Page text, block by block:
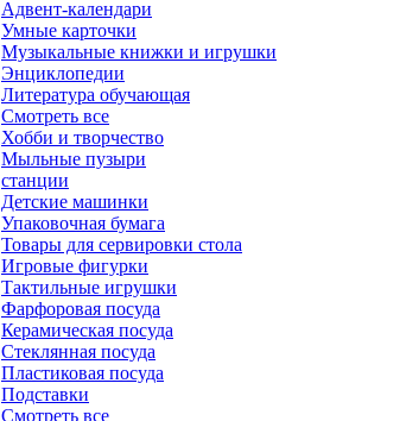
Адвент-календари
Умные карточки
Музыкальные книжки и игрушки
Энциклопедии
Литература обучающая
Смотреть все
Хобби и творчество
Мыльные пузыри
станции
Детские машинки
Упаковочная бумага
Товары для сервировки стола
Игровые фигурки
Тактильные игрушки
Фарфоровая посуда
Керамическая посуда
Стеклянная посуда
Пластиковая посуда
Подставки
Смотреть все